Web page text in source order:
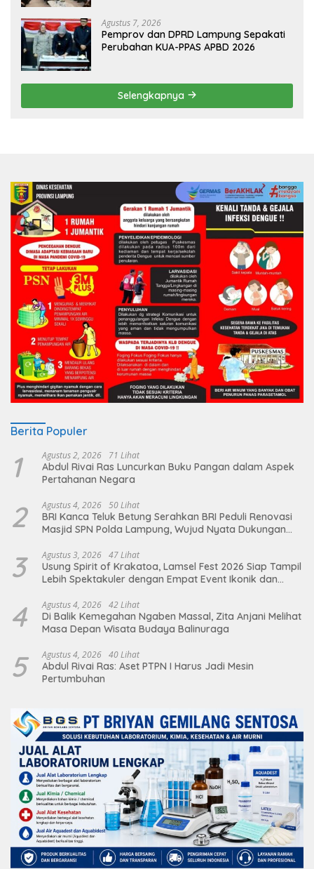
Agustus 7, 2026
Pemprov dan DPRD Lampung Sepakati
Perubahan KUA-PPAS APBD 2026
Selengkapnya
Berita Populer
1 Agustus 2, 2026 71 Lihat
Abdul Rivai Ras Luncurkan Buku Pangan dalam Aspek
Pertahanan Negara
2 Agustus 4, 2026 50 Lihat
BRI Kanca Teluk Betung Serahkan BRI Peduli Renovasi
Masjid SPN Polda Lampung, Wujud Nyata Dukungan
3 Agustus 3, 2026 47 Lihat
Usung Spirit of Krakatoa, Lamsel Fest 2026 Siap Tampil
Lebih Spektakuler dengan Empat Event Ikonik dan
4 Agustus 4, 2026 42 Lihat
Di Balik Kemegahan Ngaben Massal, Zita Anjani Melihat
Masa Depan Wisata Budaya Balinuraga
5 Agustus 4, 2026 40 Lihat
Abdul Rivai Ras: Aset PTPN I Harus Jadi Mesin
Pertumbuhan